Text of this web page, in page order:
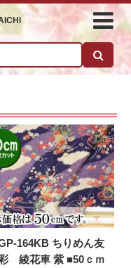
164KB ちりめん友
綾花車 紫 ■50ｃｍ